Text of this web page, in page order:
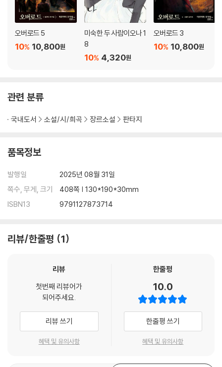
오버로드 5
10,800원
10%
미숙한 두 사람이오나 1
8
4,320원
10%
오버로드 3
10,800원
10%
관련 분류
국내도서 소설/시/희곡 장르소설 판타지
품목정보
발행일
2025년 08월 31일
쪽수, 무게, 크기
408쪽 | 130*190*30mm
ISBN13
9791127873714
리뷰/한줄평 1
리뷰
첫번째 리뷰어가
되어주세요.
리뷰 쓰기
혜택 및 유의사항
한줄평
10.0
한줄평 쓰기
혜택 및 유의사항